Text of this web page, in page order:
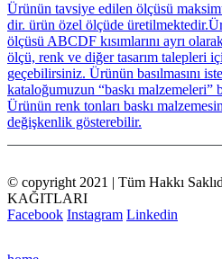
Ürünün tavsiye edilen ölçüsü
dir. ürün özel ölçüde
ölçüsü ABCDF kısımlarını ayrı
ölçü, renk ve diğer tasarım talepleri
geçebilirsiniz. Ürünün basılmasını
kataloğumuzun “baskı malzemeleri”
Ürünün renk tonları baskı
değişkenlik gösterebilir.
© copyright 2021 | Tüm Hakkı
KAĞITLARI
Facebook Instagram Linkedin